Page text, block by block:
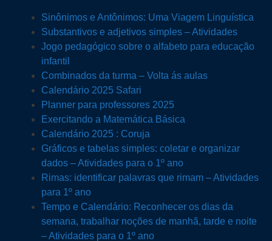
Sinônimos e Antônimos: Uma Viagem Linguística
Substantivos e adjetivos simples – Atividades
Jogo pedagógico sobre o alfabeto para educação
infantil
Combinados da turma – Volta ás aulas
Calendário 2025 Safari
Planner para professores 2025
Exercitando a Matemática Básica
Calendário 2025 : Coruja
Gráficos e tabelas simples: coletar e organizar
dados – Atividades para o 1º ano
Rimas: identificar palavras que rimam – Atividades
para 1º ano
Tempo e Calendário: Reconhecer os dias da
semana, trabalhar noções de manhã, tarde e noite
– Atividades para o 1º ano